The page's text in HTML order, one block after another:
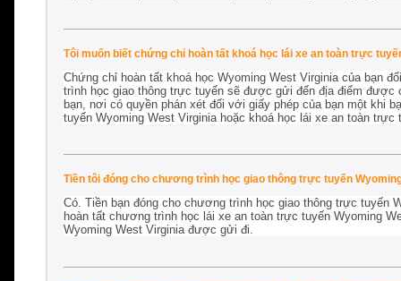
Tôi muốn biết chứng chỉ hoàn tất khoá học lái xe an toàn trực
Chứng chỉ hoàn tất khoá học Wyoming West Virginia của bạn
trình học giao thông trực tuyến sẽ được gửi đến địa điểm
bạn, nơi có quyền phán xét đối với giấy phép của bạn một khi
tuyến Wyoming West Virginia hoặc khoá học lái xe an toàn trực
Tiền tôi đóng cho chương trình học giao thông trực tuyến
Có. Tiền bạn đóng cho chương trình học giao thông trực tuyến
hoàn tất chương trình học lái xe an toàn trực tuyến Wyoming
Wyoming West Virginia được gửi đi.